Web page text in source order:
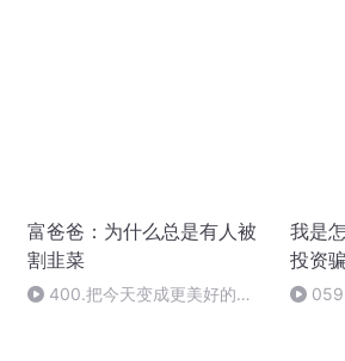
富爸爸：为什么总是有人被
割韭菜
400.把今天变成更美好的明
我是
投资
059